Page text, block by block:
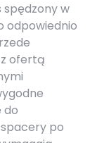
w
odpowiednio
ofertą
do
po